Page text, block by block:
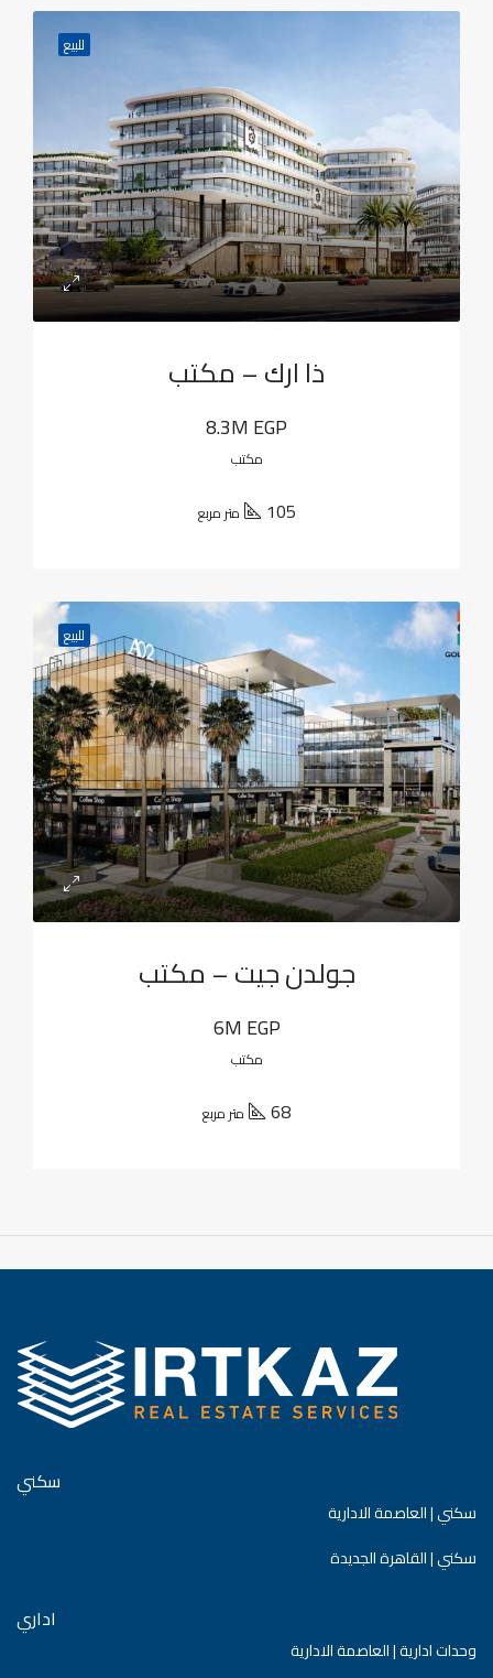
للبيع
ذا ارك – مكتب
8.3M EGP
مكتب
105 متر مربع
للبيع
جولدن جيت – مكتب
6M EGP
مكتب
68 متر مربع
سكني
سكني | العاصمة الادارية
سكني | القاهرة الجديدة
اداري
وحدات ادارية | العاصمة الادارية